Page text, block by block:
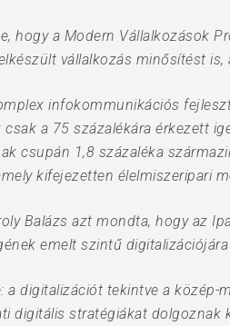
hogy a Modern Vállalkozások
vállalkozás minősítést
infokommunikációs
a 75 százalékára érkezett
csupán 1,8 százaléka
kifejezetten élelmiszeripari
Balázs azt mondta, hogy az
emelt szintű
a digitalizációt tekintve a
digitális stratégiákat dolgoznak